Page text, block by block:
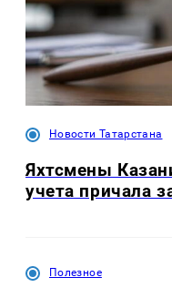
Новости Татарстана
Яхтсмены
учета причала
Полезное